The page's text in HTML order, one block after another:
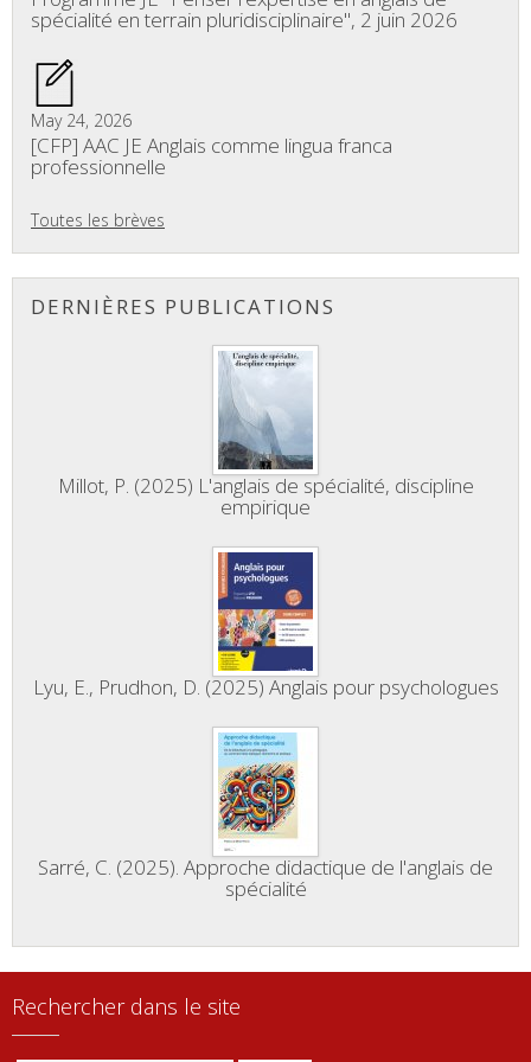
spécialité en terrain pluridisciplinaire", 2 juin 2026
May 24, 2026
[CFP] AAC JE Anglais comme lingua franca
professionnelle
Toutes les brèves
DERNIÈRES PUBLICATIONS
Millot, P. (2025) L'anglais de spécialité, discipline
empirique
Lyu, E., Prudhon, D. (2025) Anglais pour psychologues
Sarré, C. (2025). Approche didactique de l'anglais de
spécialité
Rechercher dans le site